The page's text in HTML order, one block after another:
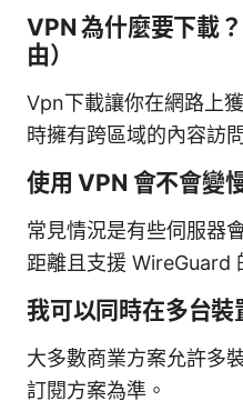
VPN 為什麼要下載
由）
Vpn下載讓你在網路上
時擁有跨區域的內容訪
使用 VPN 會不會變
常見情況是有些伺服器
距離且支援 WireGuard
我可以同時在多台裝
大多數商業方案允許多
訂閱方案為準。